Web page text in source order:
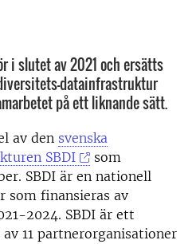
i slutet av 2021 och ersätts
datainfrastruktur
på ett liknande sätt.
av den svenska
SBDI
som
SBDI är en nationell
som finansieras av
2024. SBDI är ett
11 partnerorganisationer